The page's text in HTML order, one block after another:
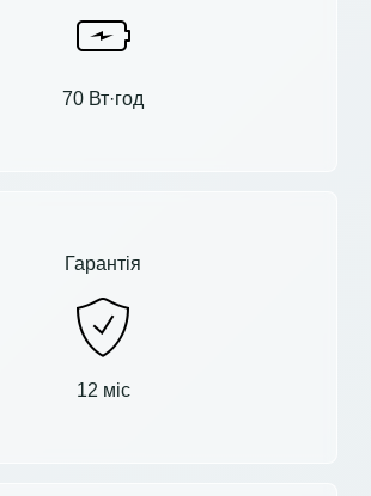
70 Вт·год
Гарантія
12 міс